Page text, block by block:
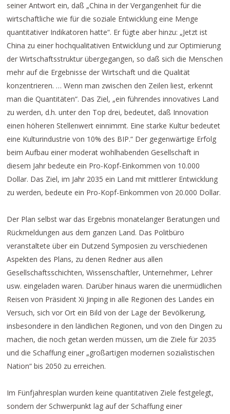
seiner Antwort ein, daß „China in der Vergangenheit für die
wirtschaftliche wie für die soziale Entwicklung eine Menge
quantitativer Indikatoren hatte“. Er fügte aber hinzu: „Jetzt ist
China zu einer hochqualitativen Entwicklung und zur Optimierung
der Wirtschaftsstruktur übergegangen, so daß sich die Menschen
mehr auf die Ergebnisse der Wirtschaft und die Qualität
konzentrieren. … Wenn man zwischen den Zeilen liest, erkennt
man die Quantitäten“. Das Ziel, „ein führendes innovatives Land
zu werden, d.h. unter den Top drei, bedeutet, daß Innovation
einen höheren Stellenwert einnimmt. Eine starke Kultur bedeutet
eine Kulturindustrie von 10% des BIP.“ Der gegenwärtige Erfolg
beim Aufbau einer moderat wohlhabenden Gesellschaft in
diesem Jahr bedeute ein Pro-Kopf-Einkommen von 10.000
Dollar. Das Ziel, im Jahr 2035 ein Land mit mittlerer Entwicklung
zu werden, bedeute ein Pro-Kopf-Einkommen von 20.000 Dollar.
Der Plan selbst war das Ergebnis monatelanger Beratungen und
Rückmeldungen aus dem ganzen Land. Das Politbüro
veranstaltete über ein Dutzend Symposien zu verschiedenen
Aspekten des Plans, zu denen Redner aus allen
Gesellschaftsschichten, Wissenschaftler, Unternehmer, Lehrer
usw. eingeladen waren. Darüber hinaus waren die unermüdlichen
Reisen von Präsident Xi Jinping in alle Regionen des Landes ein
Versuch, sich vor Ort ein Bild von der Lage der Bevölkerung,
insbesondere in den ländlichen Regionen, und von den Dingen zu
machen, die noch getan werden müssen, um die Ziele für 2035
und die Schaffung einer „großartigen modernen sozialistischen
Nation“ bis 2050 zu erreichen.
Im Fünfjahresplan wurden keine quantitativen Ziele festgelegt,
sondern der Schwerpunkt lag auf der Schaffung einer